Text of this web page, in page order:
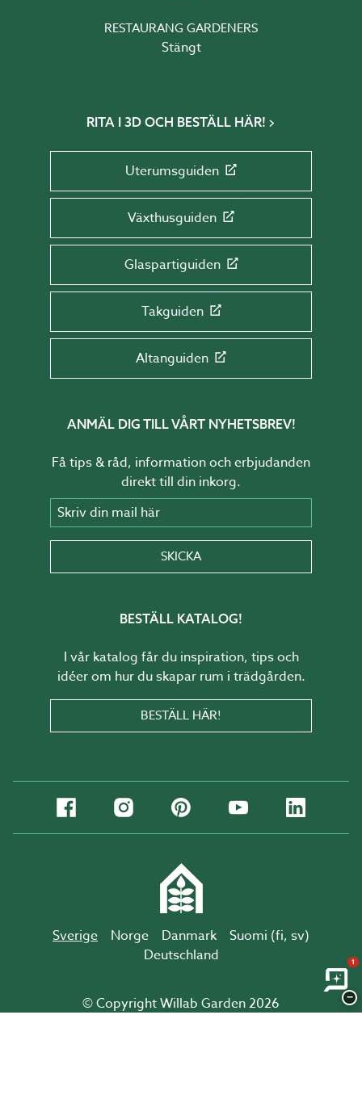
RESTAURANG GARDENERS
Stängt
RITA I 3D OCH BESTÄLL HÄR!
Uterumsguiden
Växthusguiden
Glaspartiguiden
Takguiden
Altanguiden
ANMÄL DIG TILL VÅRT NYHETSBREV!
Få tips & råd, information och erbjudanden
direkt till din inkorg.
Skriv din mail här
SKICKA
BESTÄLL KATALOG!
I vår katalog får du inspiration, tips och
idéer om hur du skapar rum i trädgården.
BESTÄLL HÄR!
Sverige Norge Danmark Suomi (fi, sv)
Deutschland
© Copyright Willab Garden 2026
1
−